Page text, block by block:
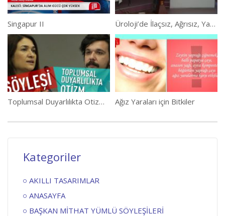
Singapur II Üroloji’de İlaçsız, Ağrısız, Yan Etkisiz Yeni Nesil Tedavi Semineri Tam Kaydı
Toplumsal Duyarlılıkta Otizm Semineri Tam Kayıt Ağız Yaraları için Bitkiler
Kategoriler
AKILLI TASARIMLAR
ANASAYFA
BAŞKAN MİTHAT YÜMLÜ SÖYLEŞİLERİ